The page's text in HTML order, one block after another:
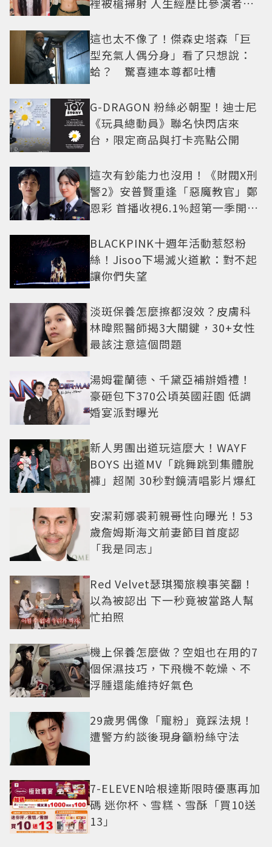
裡被槍掃射 人生經歷比參演者還
這也太不像了！傑森史塔森「巨
型充氣人偶分身」看了只想說：
蛤？ 驚喜連本尊都吐槽
G-DRAGON 粉絲必朝聖！迪士尼
《玩具總動員》聯名快閃店來
台，限定商品與打卡亮點公開
這次有鈔能力也沒用！《財閥X刑
警2》安普賢重逢「惡魔教官」鄭
恩彩 首播收視6.1%超第一季開紅
BLACKPINK十週年活動惹怒粉
絲！Jisoo下場滅火道歉：對不起
讓你們失望
淡斑保養怎麼擦都沒效？皮膚科
林暐熙醫師揭3大關鍵，30+女性
最該注意這個問題
湯姆霍蘭德、千黛亞補辦婚禮！
豪砸包下370公頃英國莊園 低調
婚宴派對曝光
新人男團出道玩這麼大！WAYF
BOYS 出道MV「跳舞跳到集體脫
褲」超鬧 30秒對鏡清唱影片爆紅
安潔莉娜裘莉親哥性向曝光！53
歲詹姆斯海文前妻節目首度認
「我是同志」
Red Velvet瑟琪獨旅糗事笑翻！
以為被認出 下一秒竟被當路人幫
忙拍照
機上保養怎麼做？空姐也在用的7
個保濕技巧，下飛機不乾燥、不
浮腫還能維持好氣色
29歲男偶像「寵粉」竟踩法規！
遭警方約談後現身籲粉絲守法
7-ELEVEN哈根達斯限時優惠再加
碼 迷你杯、雪糕、雪酥「買10送
13」